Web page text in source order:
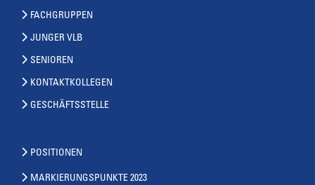
FACHGRUPPEN
JUNGER VLB
SENIOREN
KONTAKTKOLLEGEN
GESCHÄFTSSTELLE
POSITIONEN
MARKIERUNGSPUNKTE 2023